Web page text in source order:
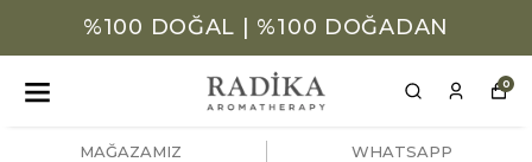
%100 DOĞAL | %100 DOĞADAN
0
MAĞAZAMIZ WHATSAPP